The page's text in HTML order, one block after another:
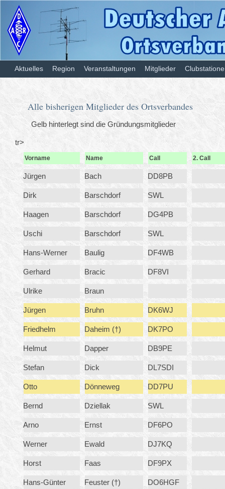
Aktuelles Region Veranstaltungen Mitglieder
Alle bisherigen Mitglieder des Ortsverbandes
Gelb hinterlegt sind die Gründungsmitglieder
tr>
Vorname Name Call 2. Call
Jürgen Bach DD8PB
Dirk Barschdorf SWL
Haagen Barschdorf DG4PB
Uschi Barschdorf SWL
Hans-Werner Baulig DF4WB
Gerhard Bracic DF8VI
Ulrike Braun
Jürgen Bruhn DK6WJ
Friedhelm Daheim (†) DK7PO
Helmut Dapper DB9PE
Stefan Dick DL7SDI
Otto Dönneweg DD7PU
Bernd Dziellak SWL
Arno Ernst DF6PO
Werner Ewald DJ7KQ
Horst Faas DF9PX
Hans-Günter Feuster (†) DO6HGF